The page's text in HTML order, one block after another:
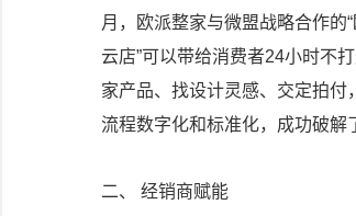
月，欧派整家与微盟战略合作的
云店”可以带给消费者24小时不
家产品、找设计灵感、交定拍
流程数字化和标准化，成功破解
二、 经销商赋能